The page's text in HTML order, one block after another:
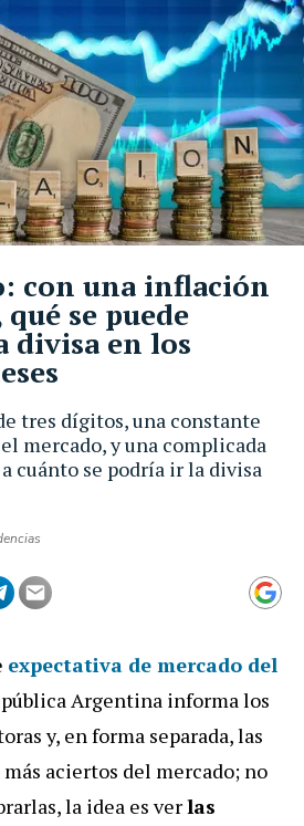
tres dígitos, una constante
mercado, y una complicada
cuánto se podría ir la divisa
con una inflación
se puede
divisa en los
expectativa de mercado del
Argentina informa los
y, en forma separada, las
aciertos del mercado; no
la idea es verlas